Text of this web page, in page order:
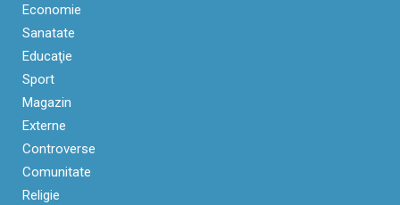
Economie
Sanatate
Educaţie
Sport
Magazin
Externe
Controverse
Comunitate
Religie